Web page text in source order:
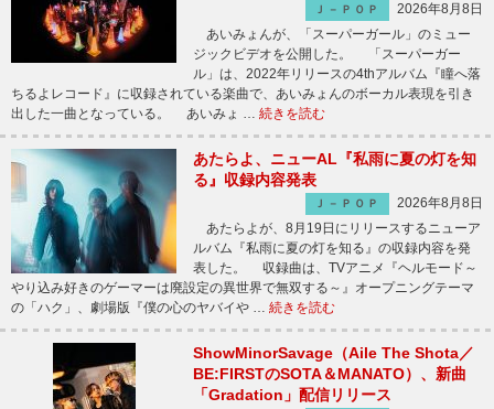
Ｊ－ＰＯＰ
2026年8月8日
あいみょんが、「スーパーガール」のミュー
ジックビデオを公開した。 「スーパーガー
ル」は、2022年リリースの4thアルバム『瞳へ落
ちるよレコード』に収録されている楽曲で、あいみょんのボーカル表現を引き
出した一曲となっている。 あいみょ … 続きを読む
あたらよ、ニューAL『私雨に夏の灯を知
る』収録内容発表
Ｊ－ＰＯＰ
2026年8月8日
あたらよが、8月19日にリリースするニューア
ルバム『私雨に夏の灯を知る』の収録内容を発
表した。 収録曲は、TVアニメ『ヘルモード～
やり込み好きのゲーマーは廃設定の異世界で無双する～』オープニングテーマ
の「ハク」、劇場版『僕の心のヤバイや … 続きを読む
ShowMinorSavage（Aile The Shota／
BE:FIRSTのSOTA＆MANATO）、新曲
「Gradation」配信リリース